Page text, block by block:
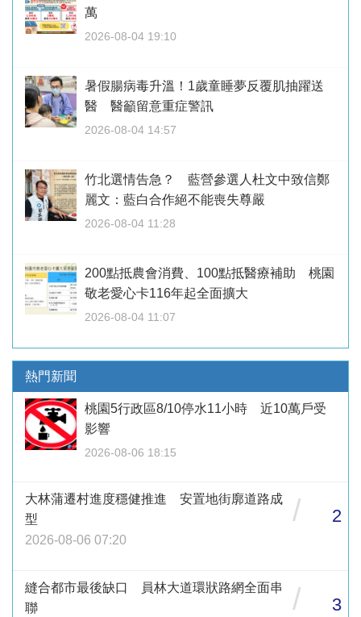
萬
2026-08-04 19:10
暑假腸病毒升溫！1歲童睡夢反覆肌抽躍送
醫 醫籲留意重症警訊
2026-08-04 14:57
竹北選情告急？ 藍營參選人杜文中致信鄭
麗文：藍白合作絕不能喪失尊嚴
2026-08-04 11:28
200點抵農會消費、100點抵醫療補助 桃園
敬老愛心卡116年起全面擴大
2026-08-04 11:07
熱門新聞
桃園5行政區8/10停水11小時 近10萬戶受
影響
2026-08-06 18:15
大林蒲遷村進度穩健推進 安置地街廓道路成
型
2026-08-06 07:20
/ 2
縫合都市最後缺口 員林大道環狀路網全面串
聯
/ 3